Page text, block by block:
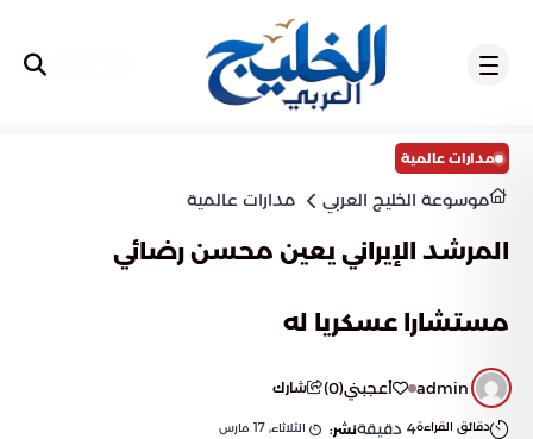
مدارات عالمية
موسوعة الخليج العربي مدارات عالمية
المرشد الإيراني يعين محسن رضائي
مستشارا عسكريا له
admin أعجبني(
0
) شارك
دقائق القراءة4 دقيقةنشر: الثلاثاء, 17 مارس